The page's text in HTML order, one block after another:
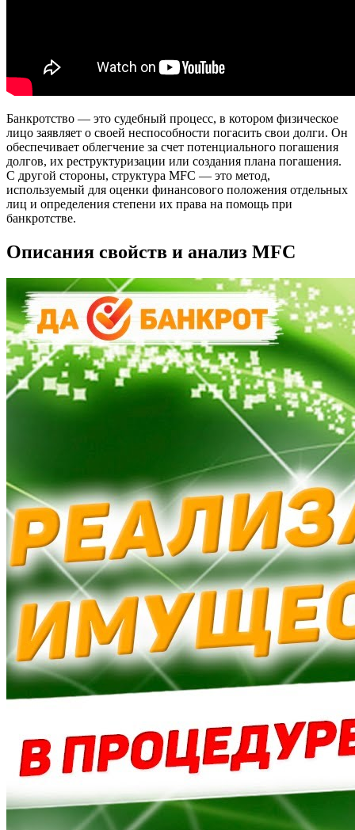
Банкротство — это судебный процесс, в котором физическое
лицо заявляет о своей неспособности погасить свои долги. Он
обеспечивает облегчение за счет потенциального погашения
долгов, их реструктуризации или создания плана погашения.
С другой стороны, структура MFC — это метод,
используемый для оценки финансового положения отдельных
лиц и определения степени их права на помощь при
банкротстве.
Описания свойств и анализ MFC